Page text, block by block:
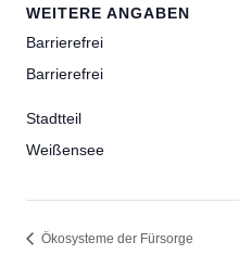
WEITERE ANGABEN
Barrierefrei
Barrierefrei
Stadtteil
Weißensee
Ökosysteme der Fürsorge